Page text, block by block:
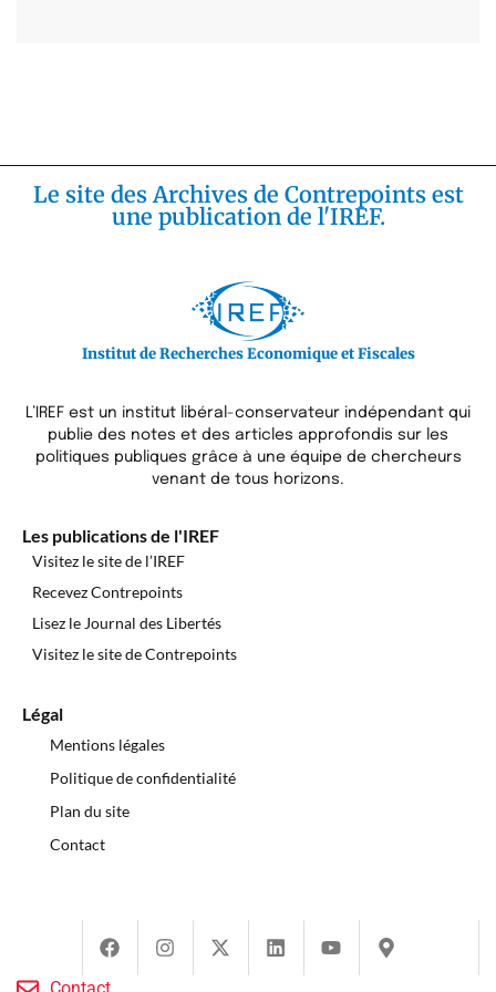
Le site des Archives de Contrepoints est
une publication de l'IREF.
Institut de Recherches Economique et Fiscales
L’IREF est un institut libéral-conservateur indépendant qui
publie des notes et des articles approfondis sur les
politiques publiques grâce à une équipe de chercheurs
venant de tous horizons.
Les publications de l'IREF
Visitez le site de l’IREF
Recevez Contrepoints
Lisez le Journal des Libertés
Visitez le site de Contrepoints
Légal
Mentions légales
Politique de confidentialité
Plan du site
Contact
Contact